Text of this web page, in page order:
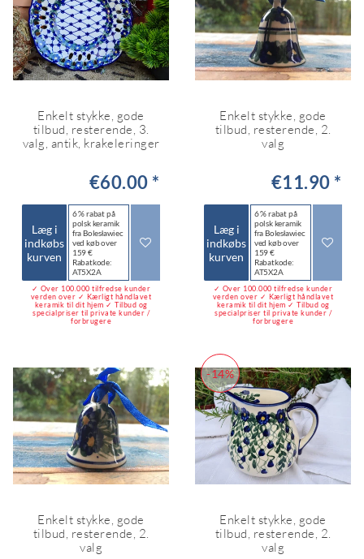
Enkelt stykke, gode
tilbud, resterende, 3.
valg, antik, krakeleringer
€60.00 *
Læg i
indkøbs
kurven
6 % rabat på
polsk keramik
fra Bolesławiec
ved køb over
159 €
Rabatkode:
AT5X2A
✓ Over 100.000 tilfredse kunder
verden over ✓ Kærligt håndlavet
keramik til dit hjem ✓ Tilbud og
specialpriser til private kunder /
forbrugere
Enkelt stykke, gode
tilbud, resterende, 2.
valg
€11.90 *
Læg i
indkøbs
kurven
6 % rabat på
polsk keramik
fra Bolesławiec
ved køb over
159 €
Rabatkode:
AT5X2A
✓ Over 100.000 tilfredse kunder
verden over ✓ Kærligt håndlavet
keramik til dit hjem ✓ Tilbud og
specialpriser til private kunder /
forbrugere
Enkelt stykke, gode
tilbud, resterende, 2.
valg
-14%
Enkelt stykke, gode
tilbud, resterende, 2.
valg